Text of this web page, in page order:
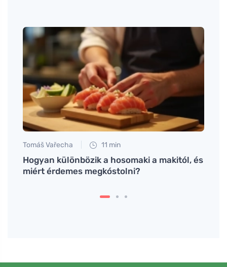
Tomáš Vařecha 11 min
Hogyan különbözik a hosomaki a makitól, és
miért érdemes megkóstolni?